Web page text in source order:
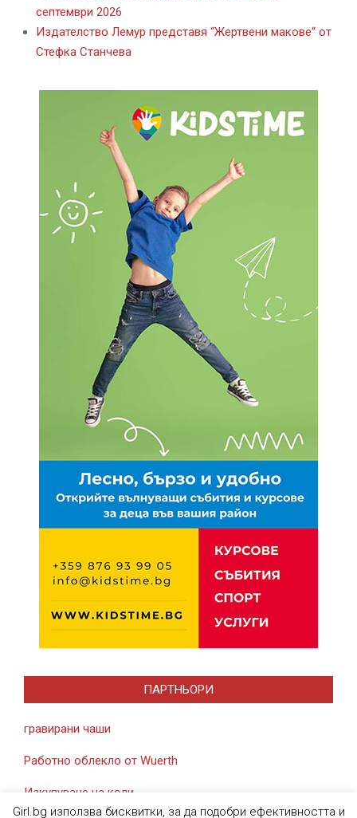
септември 2026
Издателство Лемур представя “Жертвени макове“ от
Стефка Станчева
ПАРТНЬОРИ
гравирани чаши
Работно облекло от Wuerth
Изкупуване на коли
Girl.bg използва бисквитки, за да подобри ефективността и